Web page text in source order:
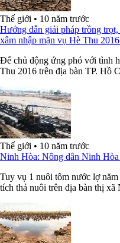
Thế giới • 10 năm trước
Hướng dẫn giải pháp trồng
xâm nhập mặn vụ Hè Thu
Để chủ động ứng phó với tình
Thu 2016 trên địa bàn TP. Hồ
Thế giới • 10 năm trước
Ninh Hòa: Nông dân Ninh
Tuy vụ 1 nuôi tôm nước lợ
tích thả nuôi trên địa bàn thị xã